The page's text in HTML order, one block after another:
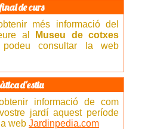
de curs
més informació del
al
Museu de cotxes
podeu consultar la web
d'estiu
informació de com
jardí aquest període
web Jardinpedia.com